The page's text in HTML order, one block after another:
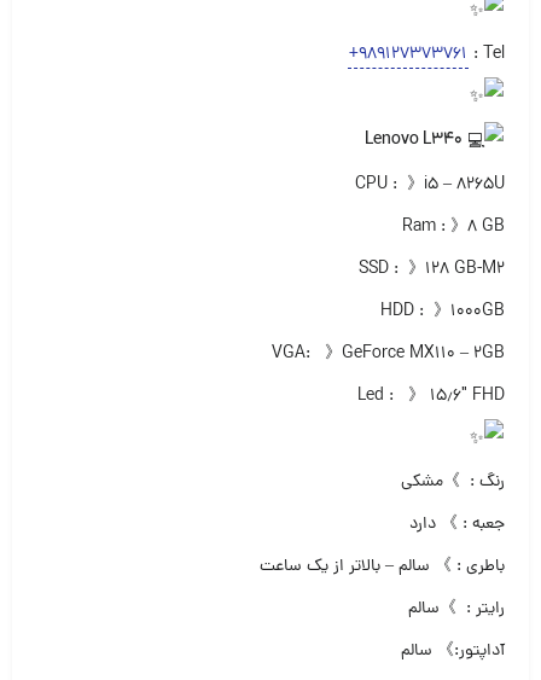
Tel :
+989127373761
CPU : 》i5 – 8265U
Ram : 》۸ GB
SSD : 》۱۲۸ GB-M2
HDD : 》۱۰۰۰GB
VGA: 》GeForce MX110 – 2GB
Led : 》 ۱۵٫۶″ FHD
رنگ : 》مشکی
جعبه : 》 دارد
باطری : 》 سالم – بالاتر از یک ساعت
رایتر : 》سالم
آداپتور:》 سالم